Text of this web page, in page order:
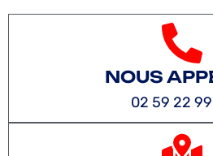
NOUS
02 59 22